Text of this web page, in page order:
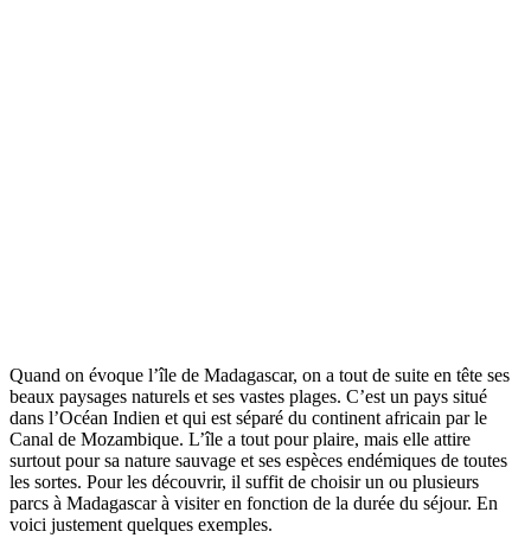
Quand on évoque l’île de Madagascar, on a tout de suite en tête ses
beaux paysages naturels et ses vastes plages. C’est un pays situé
dans l’Océan Indien et qui est séparé du continent africain par le
Canal de Mozambique. L’île a tout pour plaire, mais elle attire
surtout pour sa nature sauvage et ses espèces endémiques de toutes
les sortes. Pour les découvrir, il suffit de choisir un ou plusieurs
parcs à Madagascar à visiter en fonction de la durée du séjour. En
voici justement quelques exemples.